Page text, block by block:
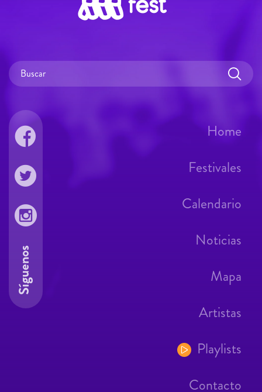
Home
Festivales
Calendario
Noticias
Mapa
Artistas
Playlists
Contacto
Síguenos